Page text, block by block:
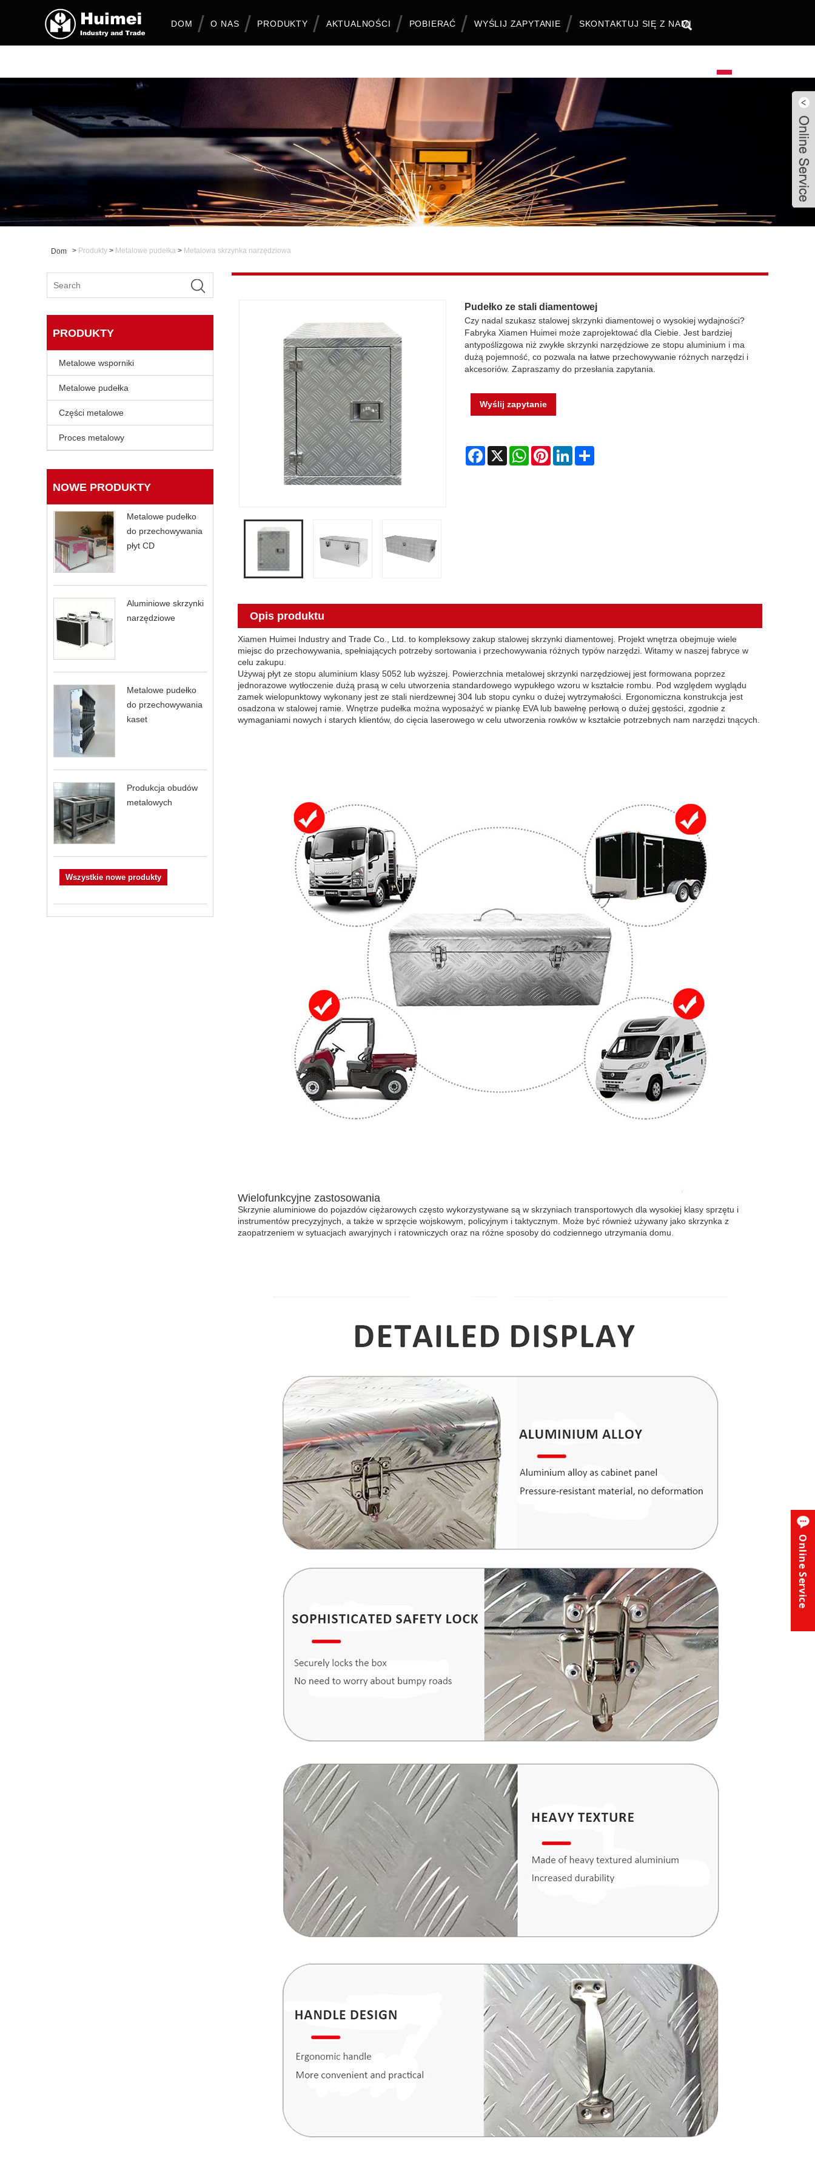
DOM O NAS PRODUKTY AKTUALNOŚCI POBIERAĆ WYŚLIJ ZAPYTANIE SKONTAKTUJ SIĘ Z NAMI
Dom > Produkty > Metalowe pudełka > Metalowa skrzynka narzędziowa
PRODUKTY
Metalowe wsporniki
Metalowe pudełka
Części metalowe
Proces metalowy
NOWE PRODUKTY
Metalowe pudełko
do przechowywania
płyt CD
Aluminiowe skrzynki
narzędziowe
Metalowe pudełko
do przechowywania
kaset
Produkcja obudów
metalowych
Wszystkie nowe produkty
Pudełko ze stali diamentowej
Czy nadal szukasz stalowej skrzynki diamentowej o wysokiej wydajności?
Fabryka Xiamen Huimei może zaprojektować dla Ciebie. Jest bardziej
antypoślizgowa niż zwykłe skrzynki narzędziowe ze stopu aluminium i ma
dużą pojemność, co pozwala na łatwe przechowywanie różnych narzędzi i
akcesoriów. Zapraszamy do przesłania zapytania.
Wyślij zapytanie
Facebook
X WhatsAppPinterestLinkedInShare
Opis produktu
Xiamen Huimei Industry and Trade Co., Ltd. to kompleksowy zakup stalowej skrzynki diamentowej. Projekt wnętrza obejmuje wiele
miejsc do przechowywania, spełniających potrzeby sortowania i przechowywania różnych typów narzędzi. Witamy w naszej fabryce w
celu zakupu.
Używaj płyt ze stopu aluminium klasy 5052 lub wyższej. Powierzchnia metalowej skrzynki narzędziowej jest formowana poprzez
jednorazowe wytłoczenie dużą prasą w celu utworzenia standardowego wypukłego wzoru w kształcie rombu. Pod względem wyglądu
zamek wielopunktowy wykonany jest ze stali nierdzewnej 304 lub stopu cynku o dużej wytrzymałości. Ergonomiczna konstrukcja jest
osadzona w stalowej ramie. Wnętrze pudełka można wyposażyć w piankę EVA lub bawełnę perłową o dużej gęstości, zgodnie z
wymaganiami nowych i starych klientów, do cięcia laserowego w celu utworzenia rowków w kształcie potrzebnych nam narzędzi tnących.
Wielofunkcyjne zastosowania
Skrzynie aluminiowe do pojazdów ciężarowych często wykorzystywane są w skrzyniach transportowych dla wysokiej klasy sprzętu i
instrumentów precyzyjnych, a także w sprzęcie wojskowym, policyjnym i taktycznym. Może być również używany jako skrzynka z
zaopatrzeniem w sytuacjach awaryjnych i ratowniczych oraz na różne sposoby do codziennego utrzymania domu.
Online Service